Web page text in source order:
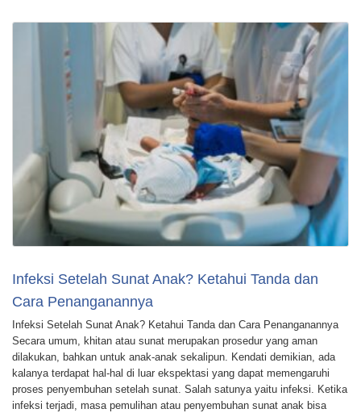
Infeksi Setelah Sunat Anak? Ketahui Tanda dan
Cara Penanganannya
Infeksi Setelah Sunat Anak? Ketahui Tanda dan Cara Penanganannya
Secara umum, khitan atau sunat merupakan prosedur yang aman
dilakukan, bahkan untuk anak-anak sekalipun. Kendati demikian, ada
kalanya terdapat hal-hal di luar ekspektasi yang dapat memengaruhi
proses penyembuhan setelah sunat. Salah satunya yaitu infeksi. Ketika
infeksi terjadi, masa pemulihan atau penyembuhan sunat anak bisa